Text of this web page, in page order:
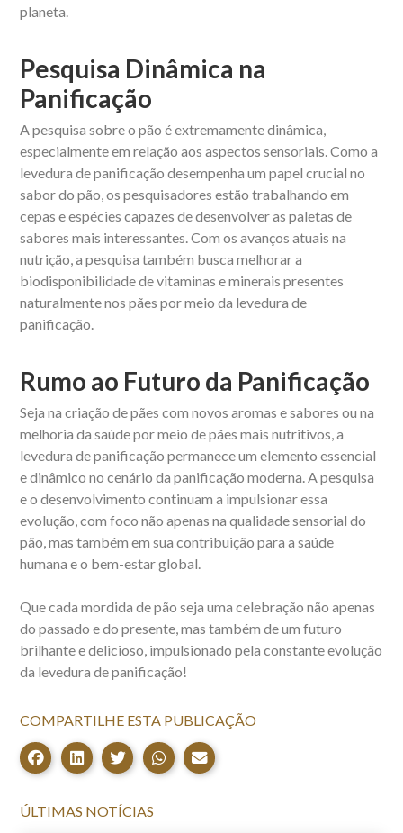
planeta.
Pesquisa Dinâmica na
Panificação
A pesquisa sobre o pão é extremamente dinâmica,
especialmente em relação aos aspectos sensoriais. Como a
levedura de panificação desempenha um papel crucial no
sabor do pão, os pesquisadores estão trabalhando em
cepas e espécies capazes de desenvolver as paletas de
sabores mais interessantes. Com os avanços atuais na
nutrição, a pesquisa também busca melhorar a
biodisponibilidade de vitaminas e minerais presentes
naturalmente nos pães por meio da levedura de
panificação.
Rumo ao Futuro da Panificação
Seja na criação de pães com novos aromas e sabores ou na
melhoria da saúde por meio de pães mais nutritivos, a
levedura de panificação permanece um elemento essencial
e dinâmico no cenário da panificação moderna. A pesquisa
e o desenvolvimento continuam a impulsionar essa
evolução, com foco não apenas na qualidade sensorial do
pão, mas também em sua contribuição para a saúde
humana e o bem-estar global.
Que cada mordida de pão seja uma celebração não apenas
do passado e do presente, mas também de um futuro
brilhante e delicioso, impulsionado pela constante evolução
da levedura de panificação!
COMPARTILHE ESTA PUBLICAÇÃO
ÚLTIMAS NOTÍCIAS